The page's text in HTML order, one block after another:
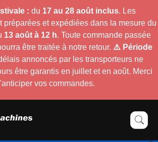
: du 17 au 28 août inclus. Les
préparées et expédiées dans la mesure du
13 août à 12 h. Toute commande passée
être traitée à notre retour. ⚠️ Période
annoncés par les transporteurs ne
être garantis en juillet et en août. Merci
vos commandes.